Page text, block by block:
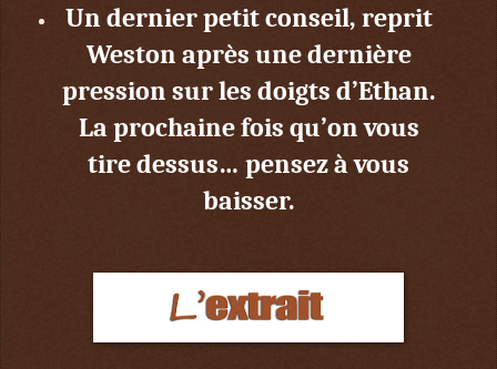
Un dernier petit conseil, reprit
Weston après une dernière
pression sur les doigts d’Ethan.
La prochaine fois qu’on vous
tire dessus… pensez à vous
baisser.